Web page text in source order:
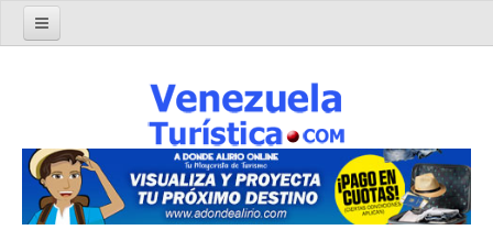
Turismo en Venezuela
Parques Nacionales de Venezuela
Parque Nacional Archipiélago Los Roques
Parque Nacional Canaima